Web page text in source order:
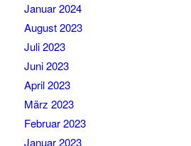
Januar 2024
August 2023
Juli 2023
Juni 2023
April 2023
März 2023
Februar 2023
Januar 2023